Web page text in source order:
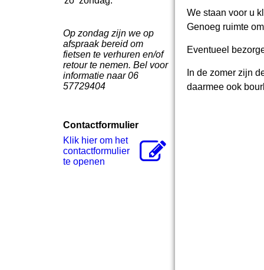
We staan voor u
Genoeg ruimte
Eventueel
In de zomer zijn
daarmee ook
Op zondag zijn we op
afspraak bereid om
fietsen te verhuren en/of
retour te nemen. Bel voor
informatie naar 06
57729404
Contactformulier
Klik hier om het
contactformulier
te openen